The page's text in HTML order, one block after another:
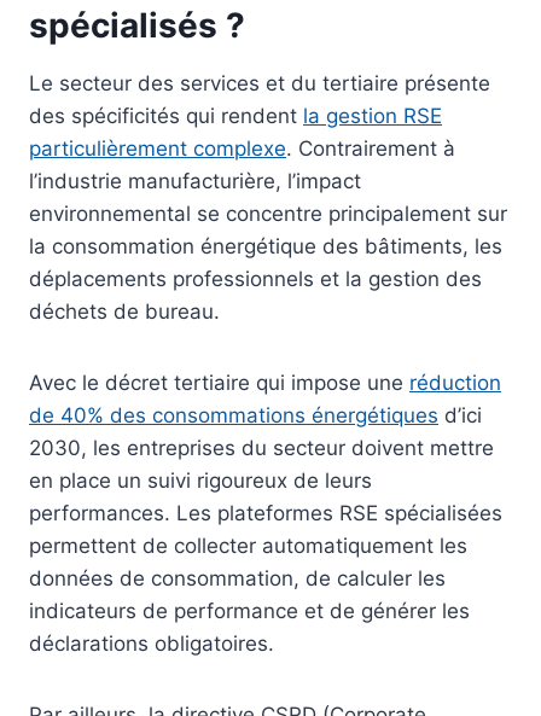
spécialisés ?
Le secteur des services et du tertiaire présente
des spécificités qui rendent la gestion RSE
particulièrement complexe. Contrairement à
l’industrie manufacturière, l’impact
environnemental se concentre principalement sur
la consommation énergétique des bâtiments, les
déplacements professionnels et la gestion des
déchets de bureau.
Avec le décret tertiaire qui impose une réduction
de 40% des consommations énergétiques d’ici
2030, les entreprises du secteur doivent mettre
en place un suivi rigoureux de leurs
performances. Les plateformes RSE spécialisées
permettent de collecter automatiquement les
données de consommation, de calculer les
indicateurs de performance et de générer les
déclarations obligatoires.